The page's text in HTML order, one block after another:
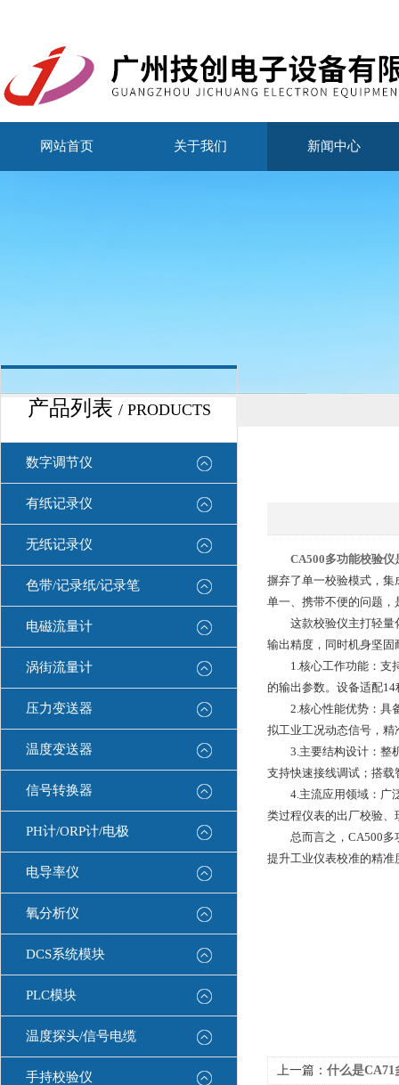
网站首页 关于我们 新闻中心
产品列表 / PRODUCTS
数字调节仪
有纸记录仪
无纸记录仪
色带/记录纸/记录笔
电磁流量计
涡街流量计
压力变送器
温度变送器
信号转换器
PH计/ORP计/电极
电导率仪
氧分析仪
DCS系统模块
PLC模块
温度探头/信号电缆
手持校验仪
CA500多功能校验仪
摒弃了单一校验模式，
单一、携带不便的问题
这款校验仪主打轻量化
输出精度，同时机身坚
1.核心工作功能：支持
的输出参数。设备适配
2.核心性能优势：具备
拟工业工况动态信号，
3.主要结构设计：整机
支持快速接线调试；搭
4.主流应用领域：广泛
类过程仪表的出厂校验
总而言之，CA500多功
提升工业仪表校准的精
上一篇： 什么是CA71多功